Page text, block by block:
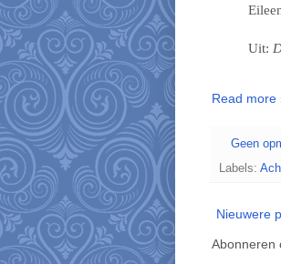
Uit:
Read more
Geen
Labels:
Nieuwere
Abonneren